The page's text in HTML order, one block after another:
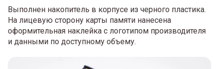
Выполнен накопитель в корпусе из черного пластика.
На лицевую сторону карты памяти нанесена
оформительная наклейка с логотипом производителя
и данными по доступному объему.